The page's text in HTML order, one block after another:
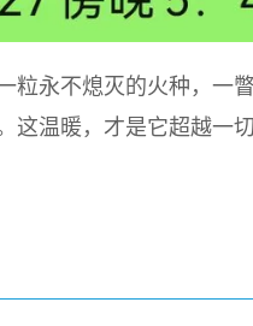
粒永不熄灭的火种，一
这温暖，才是它超越一